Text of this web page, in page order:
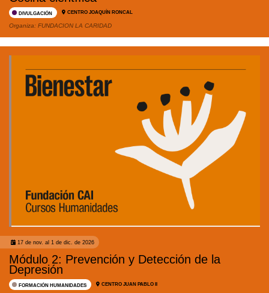
DIVULGACIÓN CENTRO JOAQUÍN RONCAL
Organiza: FUNDACION LA CARIDAD
17 de nov. al 1 de dic. de 2026
Módulo 2: Prevención y Detección de la
Depresión
FORMACIÓN HUMANIDADES CENTRO JUAN PABLO II